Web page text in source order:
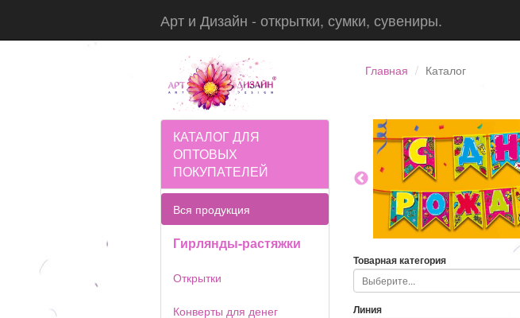
Арт и Дизайн - открытки, сумки, сувениры.
Главная Каталог
КАТАЛОГ ДЛЯ
ОПТОВЫХ
ПОКУПАТЕЛЕЙ
Вся продукция
Гирлянды-растяжки
Открытки
Конверты для денег
Товарная категория
Линия